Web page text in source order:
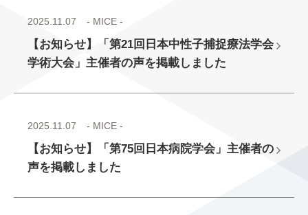
2025.11.07 - MICE -
【お知らせ】「第21回日本中性子捕捉療法学会
学術大会」主催者の声を掲載しました
2025.11.07 - MICE -
【お知らせ】「第75回日本病院学会」主催者の
声を掲載しました